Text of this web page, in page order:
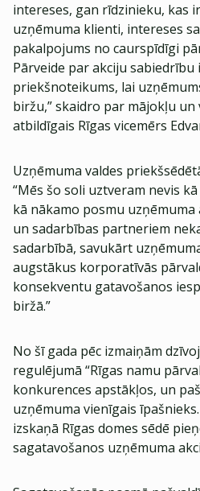
intereses, gan rīdzinieku, kas
uzņēmuma klienti, intereses
pakalpojums no caurspīdīgi
Pārveide par akciju
priekšnoteikums, lai
biržu,” skaidro par mājokļu un
atbildīgais Rīgas vicemērs
Uzņēmuma valdes
“Mēs šo soli uztveram nevis
kā nākamo posmu
un sadarbības partneriem
sadarbībā, savukārt
augstākus korporatīvās
konsekventu gatavošanos
biržā.”
No šī gada pēc izmaiņām
regulējumā “Rīgas namu
konkurences apstākļos, un
uzņēmuma vienīgais
izskaņā Rīgas domes sēdē
sagatavošanos uzņēmuma